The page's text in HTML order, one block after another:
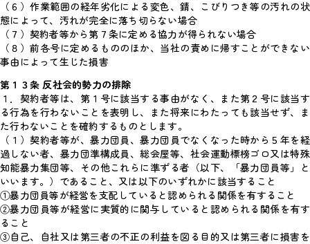
（６）作業範囲の経年劣化による変色、錆、こびりつき等の汚れの状
態によって、汚れが完全に落ち切らない場合
（７）契約者等から第７条に定める協力が得られない場合
（８）前各号に定めるもののほか、当社の責めに帰すことができない
事由によって生じた損害
第１３条 反社会的勢力の排除
１．契約者等は、第１号に該当する事由がなく、また第２号に該当す
る行為を行わないことを表明し、また将来にわたっても該当せず、ま
た行わないことを確約するものとします。
（１）契約者等が、暴力団員、暴力団員でなくなった時から５年を経
過しない者、暴力団準構成員、総会屋等、社会運動標榜ゴロ又は特殊
知能暴力集団等、その他これらに準ずる者（以下、「暴力団員等」と
いいます。）であること、又は以下のいずれかに該当すること
①暴力団員等が経営を支配していると認められる関係を有すること
②暴力団員等が経営に実質的に関与していると認められる関係を有す
ること
③自己、自社又は第三者の不正の利益を図る目的又は第三者に損害を